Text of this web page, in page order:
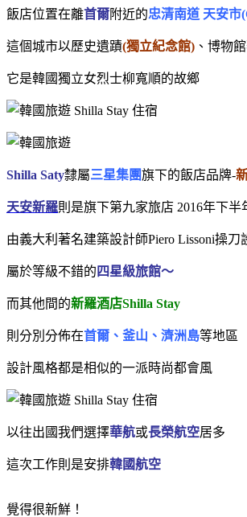
飯店位置在離首爾附近的忠清南道 天安市
這個城市以歷史遺蹟(獨立紀念館) 、博物
它是韓國獨立女烈士柳寬順的故鄉
Shilla Saty隸屬三星集團旗下的飯店品牌-
天安新羅則是旗下第九家旅店 2016年下半
由義大利著名建築設計師Piero Lissoni操刀
屬於等級不錯的 四星級旅館～
而其他間的新羅酒店Shilla Stay
則分別分佈在首爾、釜山、濟洲島等地區
設計風格都是相似的一派時尚都會風
以往出國我們選擇華航或長榮航空居多
這次工作則是安排韓國航空
覺得很新鮮！